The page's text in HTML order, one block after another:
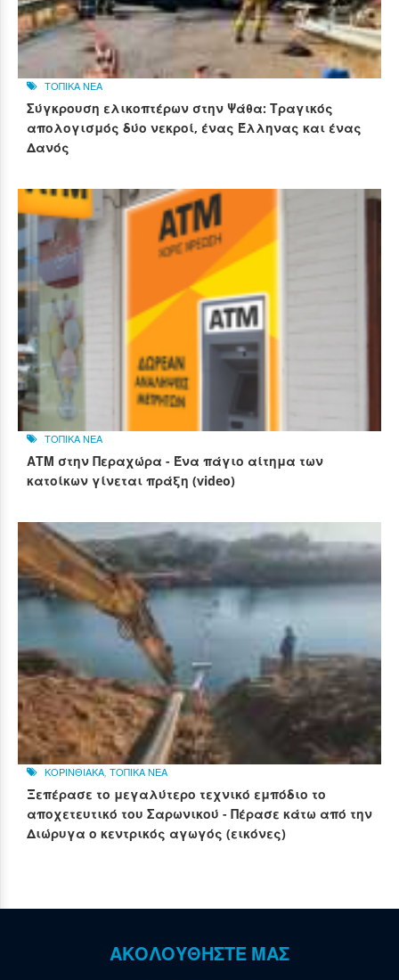
ΤΟΠΙΚΑ ΝΕΑ
Σύγκρουση ελικοπτέρων στην Ψάθα: Τραγικός
απολογισμός δύο νεκροί, ένας Έλληνας και ένας
Δανός
ΤΟΠΙΚΑ ΝΕΑ
ΑΤΜ στην Περαχώρα - Ένα πάγιο αίτημα των
κατοίκων γίνεται πράξη (video)
ΚΟΡΙΝΘΙΑΚΑ ΤΟΠΙΚΑ ΝΕΑ
Ξεπέρασε το μεγαλύτερο τεχνικό εμπόδιο το
αποχετευτικό του Σαρωνικού - Πέρασε κάτω από την
Διώρυγα ο κεντρικός αγωγός (εικόνες)
ΑΚΟΛΟΥΘΗΣΤΕ ΜΑΣ